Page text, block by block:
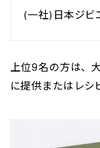
(一社)日本ジビ
上位9名の方は、
に提供またはレシ